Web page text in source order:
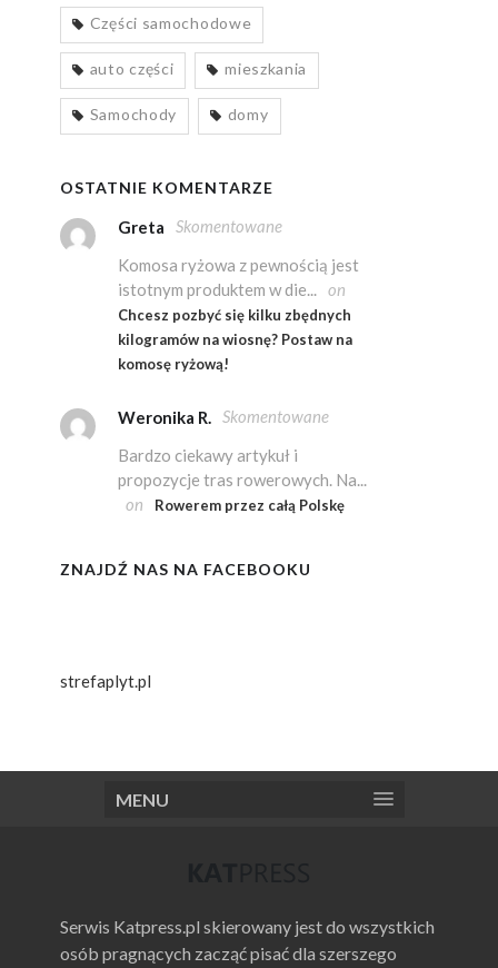
Części samochodowe
auto części mieszkania
Samochody domy
OSTATNIE KOMENTARZE
Greta
Skomentowane
Komosa ryżowa z pewnością jest
istotnym produktem w die... on
Chcesz pozbyć się kilku zbędnych
kilogramów na wiosnę? Postaw na
komosę ryżową!
Weronika R. Skomentowane
Bardzo ciekawy artykuł i
propozycje tras rowerowych. Na...
on
Rowerem przez całą Polskę
ZNAJDŹ NAS NA FACEBOOKU
strefaplyt.pl
MENU
Serwis Katpress.pl skierowany jest do wszystkich
osób pragnących zacząć pisać dla szerszego